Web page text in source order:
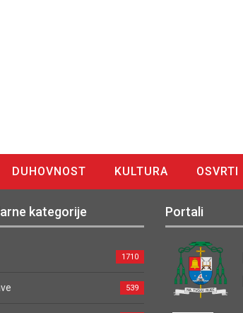
DUHOVNOST KULTURA OSVRTI
kategorije
1710
539
Portali